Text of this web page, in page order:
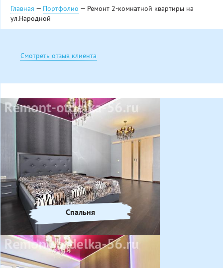
Главная — Портфолио — Ремонт 2-комнатной квартиры на
ул.Народной
Смотреть отзыв клиента
Спальня